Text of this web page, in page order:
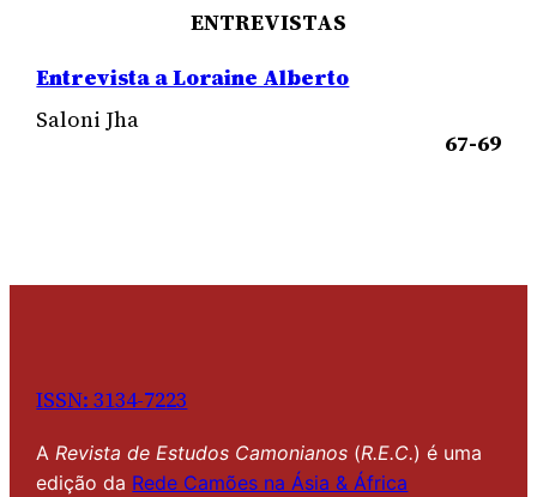
ENTREVISTAS
Entrevista a Loraine Alberto
Saloni Jha
67-69
ISSN: 3134-7223
A Revista de Estudos Camonianos (R.E.C.) é uma
edição da Rede Camões na Ásia & África